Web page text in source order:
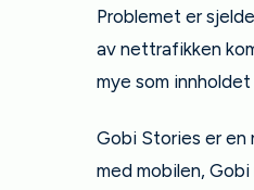
Problemet er
av nettrafikken
mye som
Gobi Stories er
med mobilen,